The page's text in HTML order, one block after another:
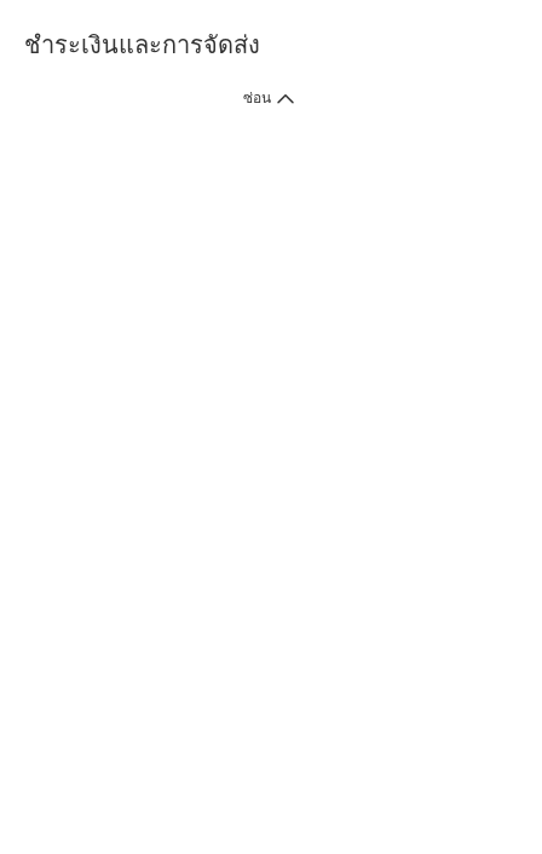
ชำระเงินและการจัดส่ง
ซ่อน